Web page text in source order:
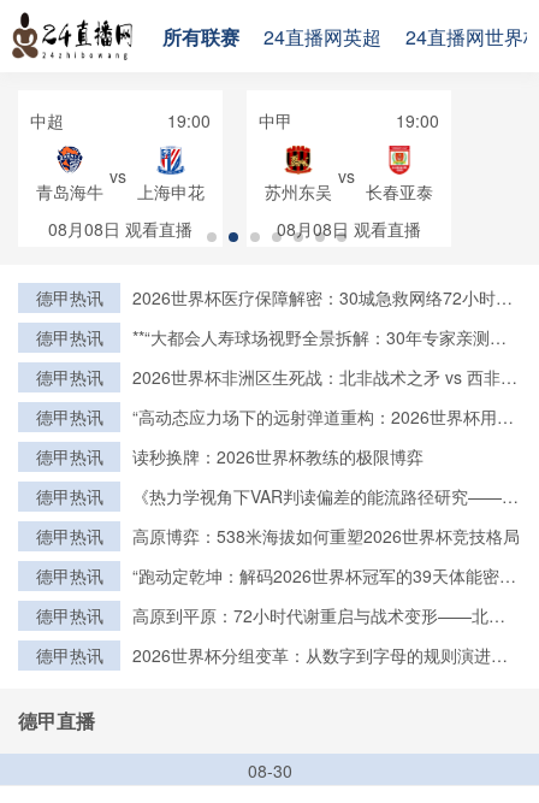
所有联赛 24直播网英超 24直播网世界
中超 19:00
青岛海牛
vs
上海申花
08月08日 观看直播
中甲 19:00
苏州东吴
vs
长春亚泰
08月08日 观看直播
德甲热讯
2026世界杯医疗保障解密：30城急救网络72小时全
德甲热讯
**“大都会人寿球场视野全景拆解：30年专家亲测的
德甲热讯
2026世界杯非洲区生死战：北非战术之矛 vs 西非力
德甲热讯
“高动态应力场下的远射弹道重构：2026世界杯用球
德甲热讯
读秒换牌：2026世界杯教练的极限博弈
德甲热讯
《热力学视角下VAR判读偏差的能流路径研究——基
德甲热讯
高原博弈：538米海拔如何重塑2026世界杯竞技格局
德甲热讯
“跑动定乾坤：解码2026世界杯冠军的39天体能密
德甲热讯
高原到平原：72小时代谢重启与战术变形——北美
德甲热讯
2026世界杯分组变革：从数字到字母的规则演进与
德甲直播
08-30